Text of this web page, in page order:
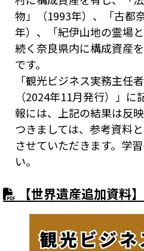
物」（1993年）、「古都
年）、「紀伊山地の霊場
続く奈良県内に構成資産
です。
「観光ビジネス実務主任
（2024年11月発行）」
報には、上記の結果は反映
つきましては、参考資料
させていただきます。学
い。
【世界遺産追加資料